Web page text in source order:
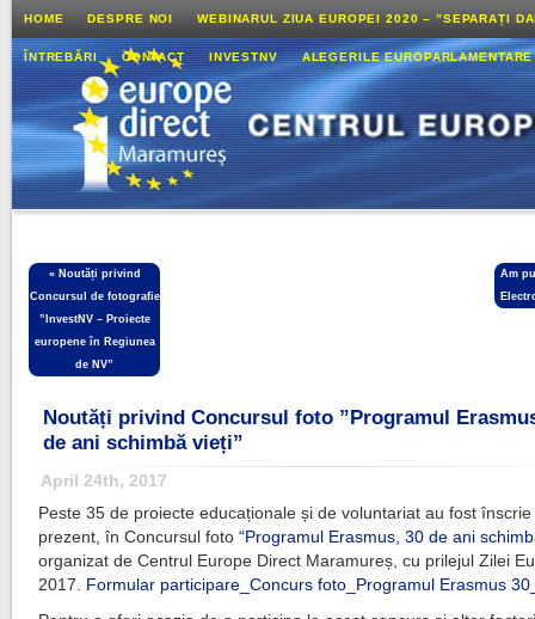
HOME DESPRE NOI WEBINARUL ZIUA EUROPEI 2020 – ”SEPARAȚI
ÎNTREBĂRI CONTACT INVESTNV ALEGERILE
« Noutăți privind
Concursul de fotografie
”InvestNV – Proiecte
europene în Regiunea
de NV”
Am
Noutăți privind Concursul foto ”Programul
de ani schimbă vieți”
April 24th, 2017
Peste 35 de proiecte educaționale și de voluntariat au fost
prezent, în Concursul foto“Programul Erasmus, 30 de ani
organizat de Centrul Europe Direct Maramureș, cu prilejul Zilei
2017. Formular participare_Concurs foto_Programul Erasmus